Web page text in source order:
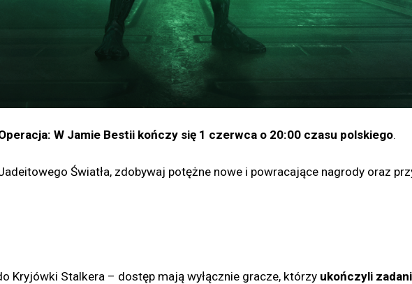
W Jamie Bestii kończy się 1 czerwca o 20:00 czasu polskiego.
Światła, zdobywaj potężne nowe i powracające nagrody oraz
Kryjówki Stalkera – dostęp mają wyłącznie gracze, którzy ukończyli